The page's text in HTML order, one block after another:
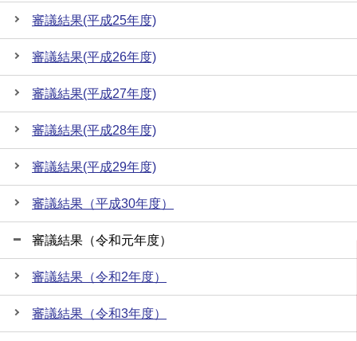
審議結果(平成25年度)
審議結果(平成26年度)
審議結果(平成27年度)
審議結果(平成28年度)
審議結果(平成29年度)
審議結果（平成30年度）
審議結果（令和元年度）
審議結果（令和2年度）
審議結果（令和3年度）